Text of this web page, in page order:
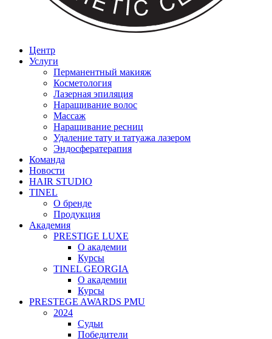
Центр
Услуги
Перманентный макияж
Косметология
Лазерная эпиляция
Наращивание волос
Массаж
Наращивание ресниц
Удаление тату и татуажа лазером
Эндосфератерапия
Команда
Новости
HAIR STUDIO
TINEL
О бренде
Продукция
Академия
PRESTIGE LUXE
О академии
Курсы
TINEL GEORGIA
О академии
Курсы
PRESTEGE AWARDS PMU
2024
Судьи
Победители